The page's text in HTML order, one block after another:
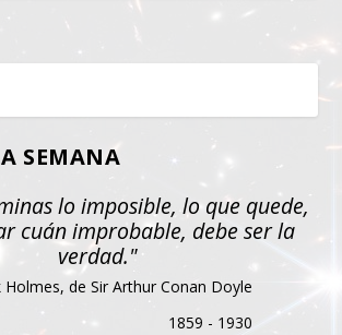
SEMANA
lo imposible, lo que quede,
cuán improbable, debe ser la
verdad."
Holmes, de Sir Arthur Conan Doyle
1859 - 1930